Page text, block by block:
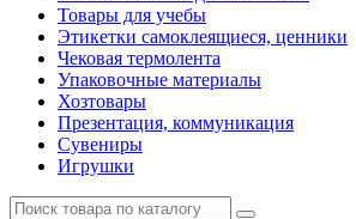
Товары для учебы
Этикетки самоклеящиеся, ценники
Чековая термолента
Упаковочные материалы
Хозтовары
Презентация, коммуникация
Сувениры
Игрушки